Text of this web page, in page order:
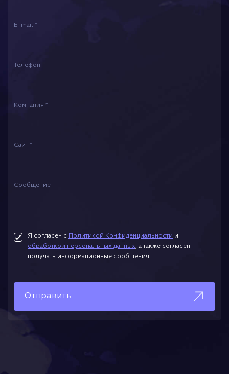
E-mail *
Телефон
Компания *
Сайт *
Сообщение
Я согласен с Политикой Конфиденциальности и
обработкой персональных данных, а также согласен
получать информационные сообщения
Отправить